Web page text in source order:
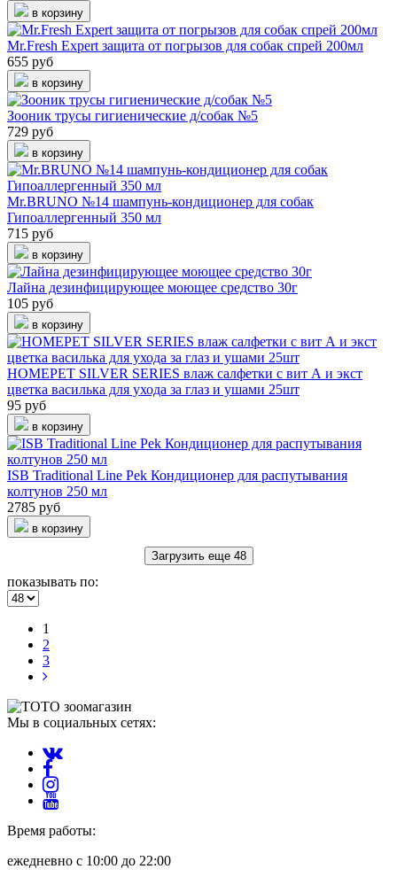
в корзину
Mr.Fresh Expert защита от погрызов для собак спрей 200мл
655 руб
в корзину
Зооник трусы гигиенические д/собак №5
729 руб
в корзину
Mr.BRUNO №14 шампунь-кондиционер для собак
Гипоаллергенный 350 мл
715 руб
в корзину
Лайна дезинфицирующее моющее средство 30г
105 руб
в корзину
HOMEPET SILVER SERIES влаж салфетки с вит А и экст
цветка василька для ухода за глаз и ушами 25шт
95 руб
в корзину
ISB Traditional Line Pek Кондиционер для распутывания
колтунов 250 мл
2785 руб
в корзину
Загрузить еще 48
показывать по:
1
2
3
Мы в социальных сетях:
Время работы:
ежедневно с 10:00 до 22:00